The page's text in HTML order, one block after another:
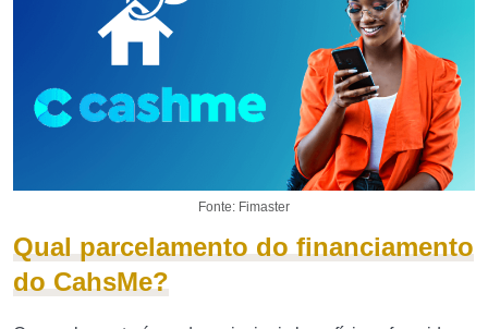
Fonte: Fimaster
Qual parcelamento do financiamento
do CahsMe?